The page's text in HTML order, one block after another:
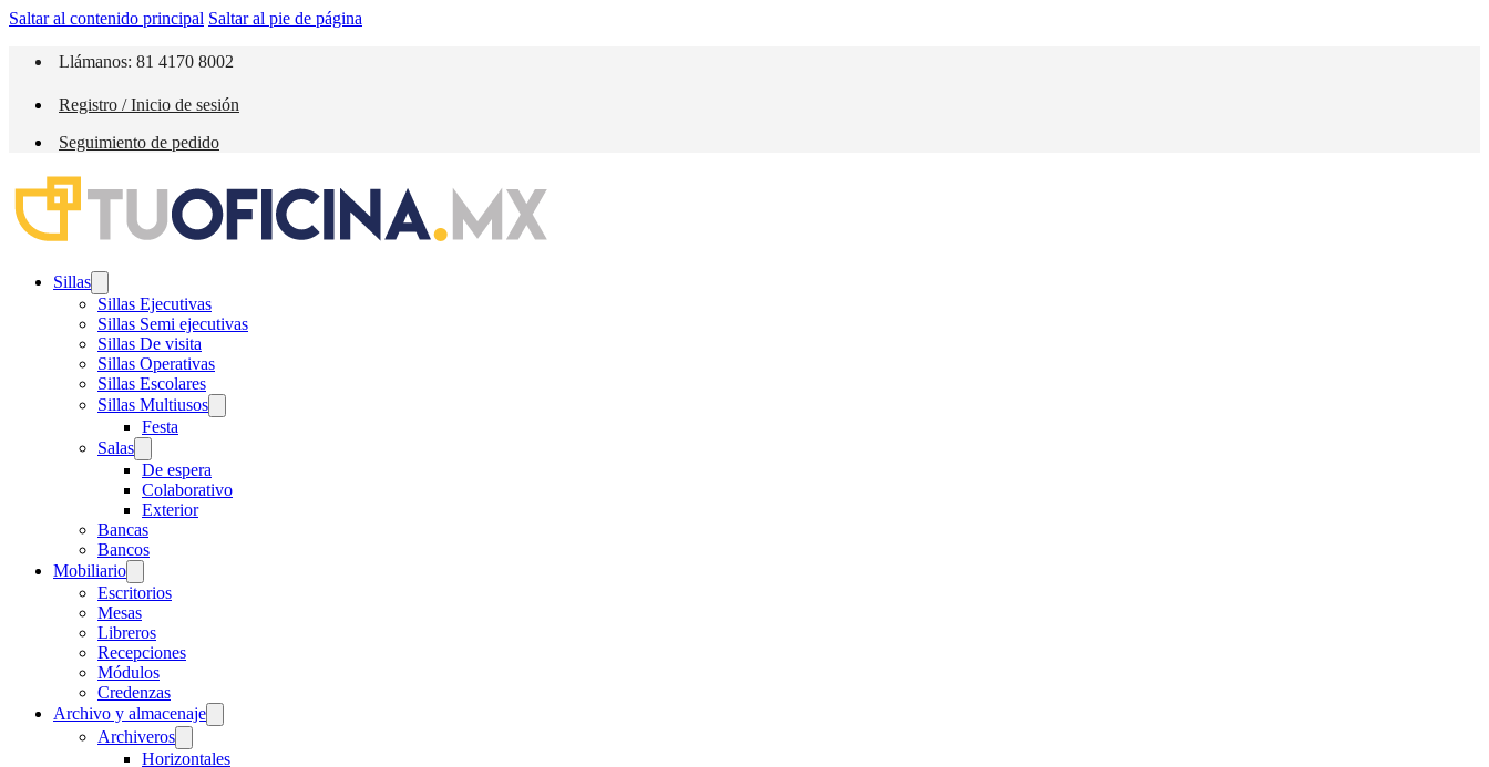
Saltar al contenido principal Saltar al pie de página
Llámanos: 81 4170 8002
Registro / Inicio de sesión
Seguimiento de pedido
Sillas
Sillas Ejecutivas
Sillas Semi ejecutivas
Sillas De visita
Sillas Operativas
Sillas Escolares
Sillas Multiusos
Festa
Salas
De espera
Colaborativo
Exterior
Bancas
Bancos
Mobiliario
Escritorios
Mesas
Libreros
Recepciones
Módulos
Credenzas
Archivo y almacenaje
Archiveros
Horizontales